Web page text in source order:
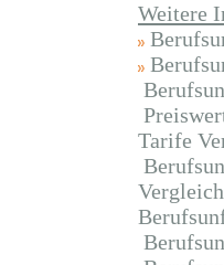
Weitere
Tarife
Vergleich